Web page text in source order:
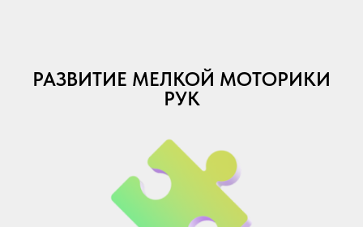
РАЗВИТИЕ МЕЛКОЙ МОТОРИКИ
РУК